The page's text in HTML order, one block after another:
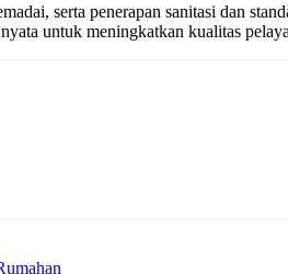
serta penerapan sanitasi dan
untuk meningkatkan kualitas